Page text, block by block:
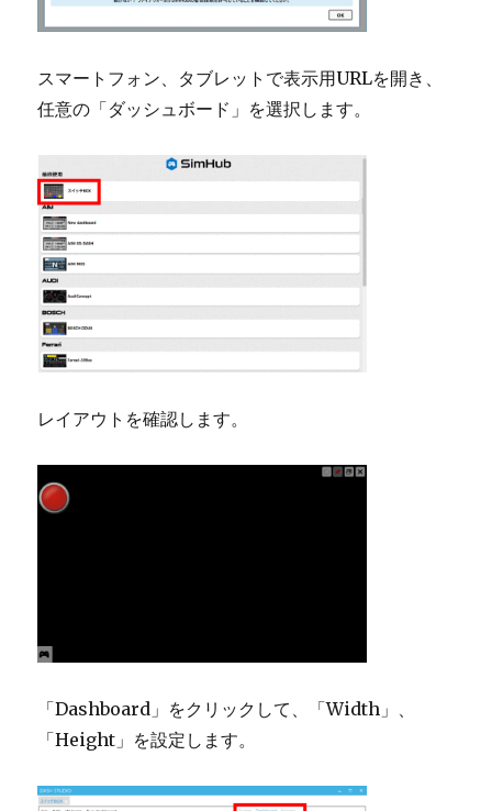
スマートフォン、タブレットで表示用URLを開き、
任意の「ダッシュボード」を選択します。
レイアウトを確認します。
「Dashboard」をクリックして、「Width」、
「Height」を設定します。